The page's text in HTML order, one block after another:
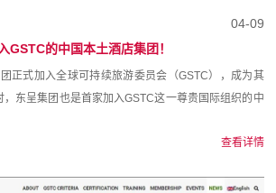
04-09
GSTC的中国本土酒店集团！
正式加入全球可持续旅游委员会（GSTC），成为其
东呈集团也是首家加入GSTC这一尊贵国际组织的中
查看详情